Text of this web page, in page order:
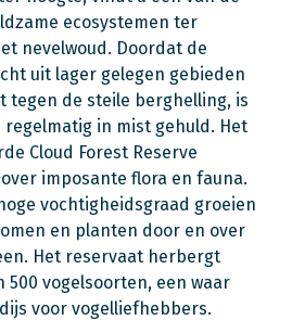
ecosystemen ter
nevelwoud. Doordat de
uit lager gelegen gebieden
tegen de steile berghelling, is
regelmatig in mist gehuld. Het
Cloud Forest Reserve
imposante flora en fauna.
vochtigheidsgraad groeien
en planten door en over
Het reservaat herbergt
500 vogelsoorten, een waar
voor vogelliefhebbers.